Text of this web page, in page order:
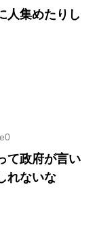
人集めたりし
て政府が言い
れないな